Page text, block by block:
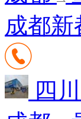
成都新
四